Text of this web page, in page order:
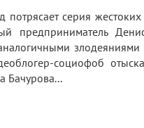
серия
предприниматель
социофоб
Бачурова...